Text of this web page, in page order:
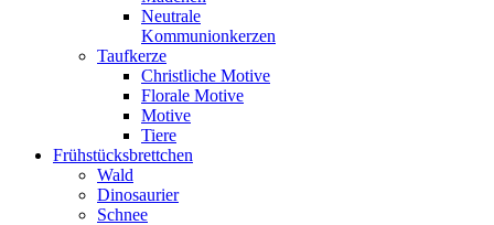
Neutrale
Kommunionkerzen
Taufkerze
Christliche Motive
Florale Motive
Motive
Tiere
Frühstücksbrettchen
Wald
Dinosaurier
Schnee